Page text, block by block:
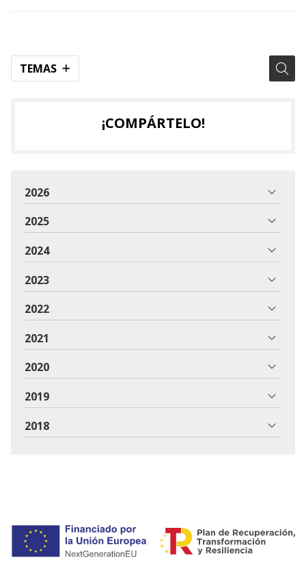
TEMAS
¡COMPÁRTELO!
2026
2025
2024
2023
2022
2021
2020
2019
2018